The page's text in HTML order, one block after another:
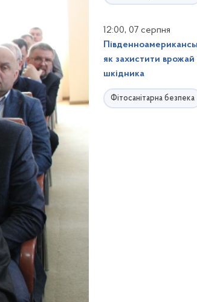
12:00, 07 серпня
як захистити врожай
шкідника
Фітосанітарна безпека